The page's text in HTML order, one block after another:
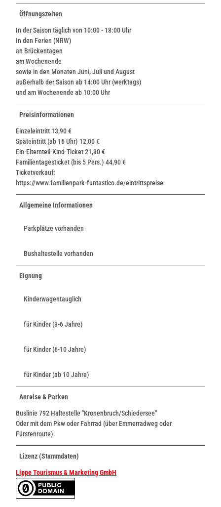
Öffnungszeiten
In der Saison täglich von 10:00 - 18:00 Uhr
In den Ferien (NRW)
an Brückentagen
am Wochenende
sowie in den Monaten Juni, Juli und August
außerhalb der Saison ab 14:00 Uhr (werktags)
und am Wochenende ab 10:00 Uhr
Preisinformationen
Einzeleintritt 13,90 €
Späteintritt (ab 16 Uhr) 12,00 €
Ein-Elternteil-Kind-Ticket 21,90 €
Familientagesticket (bis 5 Pers.) 44,90 €
Ticketverkauf:
https://www.familienpark-funtastico.de/eintrittspreise
Allgemeine Informationen
Parkplätze vorhanden
Bushaltestelle vorhanden
Eignung
Kinderwagentauglich
für Kinder (3-6 Jahre)
für Kinder (6-10 Jahre)
für Kinder (ab 10 Jahre)
Anreise & Parken
Buslinie 792 Haltestelle "Kronenbruch/Schiedersee"
Oder mit dem Pkw oder Fahrrad (über Emmerradweg oder
Fürstenroute)
Lizenz (Stammdaten)
Lippe Tourismus & Marketing GmbH